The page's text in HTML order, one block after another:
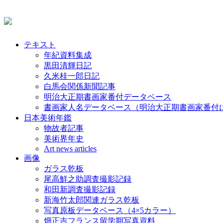
テキスト
年紀資料集成
黒田清輝日記
久米桂一郎日記
白馬会関係新聞記事
明治大正期書画家番付データベース
書画家人名データベース（明治大正期書画家番付
日本美術年鑑
物故者記事
美術界年史
Art news articles
画像
ガラス乾板
尾高鮮之助調査撮影記録
和田新調査撮影記録
新海竹太郎関連ガラス乾板
写真原板データベース（4×5カラー）
畑正吉フランス留学期写真資料